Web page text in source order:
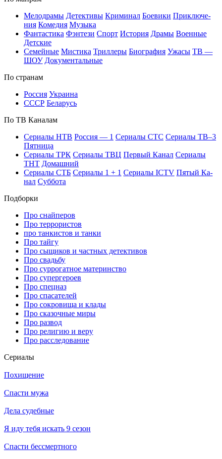
Ме­ло­дра­мы Де­тек­ти­вы Кри­ми­нал Бое­ви­ки При­клю­че­
ния Ко­ме­дия Му­зы­ка
Фан­та­сти­ка Фэн­те­зи Спорт Ис­то­рия Дра­мы Во­ен­ные
Дет­ские
Се­мей­ные Мис­ти­ка Трил­ле­ры Био­гра­фия Ужа­сы ТВ —
ШОУ До­ку­мен­таль­ные
По стра­нам
Рос­сия Ук­раи­на
СССР Бе­ла­русь
По ТВ Ка­на­лам
Се­риа­лы НТВ Рос­сия — 1 Се­риа­лы СТС Се­риа­лы ТВ–3
Пят­ни­ца
Се­риа­лы ТРК Се­риа­лы ТВЦ Пер­вый Ка­нал Се­риа­лы
ТНТ До­маш­ний
Се­риа­лы СТБ Се­риа­лы 1 + 1 Се­риа­лы ICTV Пя­тый Ка­
нал Суб­бо­та
Подборки
Про снайперов
Про террористов
про танкистов и танки
Про тайгу
Про сыщиков и частных детективов
Про свадьбу
Про суррогатное материнство
Про супергероев
Про спецназ
Про спасателей
Про сокровища и клады
Про сказочные миры
Про развод
Про религию и веру
Про расследование
Се­риа­лы
Похищение
Спасти мужа
Дела судебные
Я иду тебя искать 9 сезон
Спасти бессмертного